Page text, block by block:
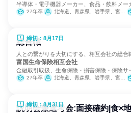
半導体・電子機器メーカー、食品・飲料メー
27年卒 北海道、青森県、岩手県、宮城県、秋田県、山形県、福島県、茨城県、栃木県、群馬県、埼玉県、千葉県、東京都、神奈川県、新潟県、富山県、石川県、福井県、山梨県、長野県、岐阜県、静岡県、愛知県、三重県、滋賀県、京都府、大阪府、兵庫県、奈良県、和歌山県、鳥取県、島根県、岡山県、広島県、山口県、徳島県、香川県、愛媛県、高知県、福岡県、佐賀県、長崎県、熊本県、大分県、宮崎県、鹿児島県、沖縄県
締切：8月17日
総合職
人との繋がりを大切にする、相互会社の総合
富国生命保険相互会社
金融取引取扱、生命保険・損害保険・保険サ
27年卒 北海道、青森県、岩手県、宮城県、秋田県、山形県、福島県、茨城県、栃木県、群馬県、埼玉県、千葉県、東京都、神奈川県、新潟県、富山県、石川県、福井県、山梨県、長野県、岐阜県、静岡県、愛知県、三重県、滋賀県、京都府、大阪府、兵庫県、奈良県、和歌山県、鳥取県、島根県、岡山県、広島県、山口県、徳島県、香川県、愛媛県、高知県、福岡県、佐賀県、長崎県、熊本県、大分県、宮崎県、鹿児島県、沖縄県
締切：8月31日
説明会兼選考会:面接確約|食×